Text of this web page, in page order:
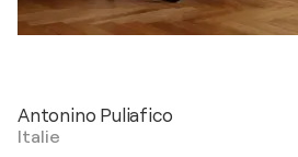
Antonino Puliafico
Italie